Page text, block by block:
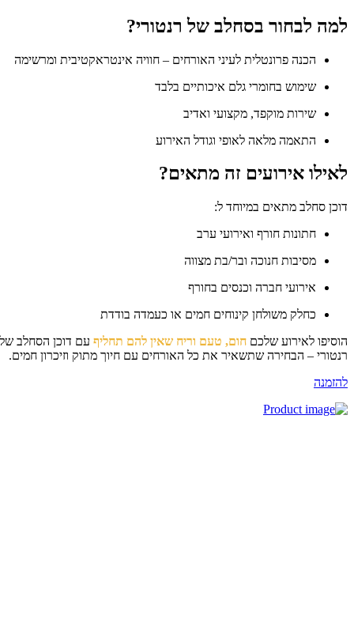
לבחור בסחלב של רנטורי?
הכנה פרונטלית לעיני האורחים – חוויה אינטראקטיבית ומרשימה
שימוש בחומרי גלם איכותיים בלבד
שירות מוקפד, מקצועי ואדיב
התאמה מלאה לאופי וגודל האירוע
אירועים זה מתאים?
סחלב מתאים במיוחד ל:
חתונות חורף ואירועי ערב
מסיבות חנוכה ובר/בת מצווה
אירועי חברה וכנסים בחורף
כחלק משולחן קינוחים חמים או כעמדה בודדת
לאירוע שלכםחום, טעם וריח שאין להם תחליףעם דוכן הסחלב של
– הבחירה שתשאיר את כל האורחים עם חיוך מתוק וזיכרון חמים.